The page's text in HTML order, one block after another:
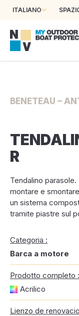
ITALIANO
BENETEAU –
R
Tendalino
montare e
un sistema
tramite piastre sul
Categoria :
Barca a motore
Prodotto completo :
Acrilico
Lienzo de